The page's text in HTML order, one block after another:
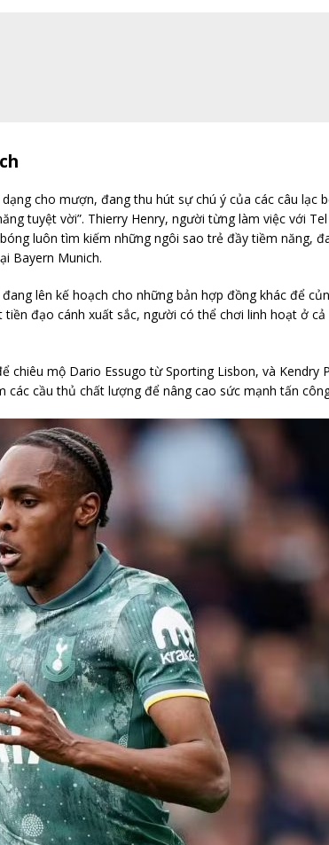
cho mượn, đang thu hút sự chú ý của các câu lạc
tuyệt vời”. Thierry Henry, người từng làm việc với
luôn tìm kiếm những ngôi sao trẻ đầy tiềm năng,
Bayern Munich.
lên kế hoạch cho những bản hợp đồng khác để
đạo cánh xuất sắc, người có thể chơi linh hoạt ở
mộ Dario Essugo từ Sporting Lisbon, và Kendry
cầu thủ chất lượng để nâng cao sức mạnh tấn